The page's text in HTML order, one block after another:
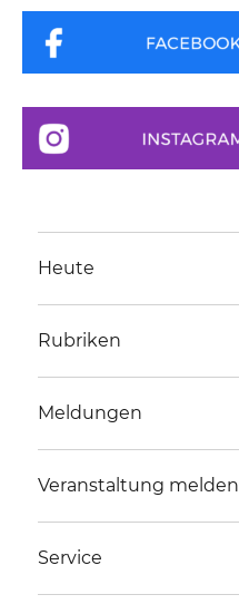
Heute
Rubriken
Meldungen
Veranstaltung melden
Service